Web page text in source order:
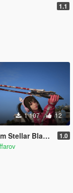
1.1
1 107 12
(With Blood Damage) 1.0